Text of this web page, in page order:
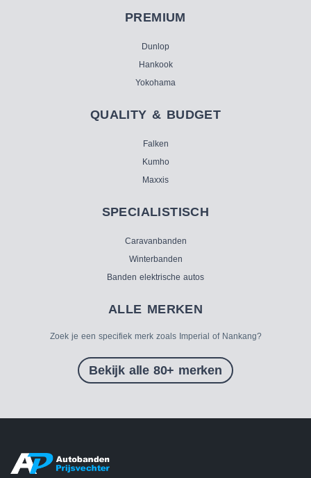
PREMIUM
Dunlop
Hankook
Yokohama
QUALITY & BUDGET
Falken
Kumho
Maxxis
SPECIALISTISCH
Caravanbanden
Winterbanden
Banden elektrische autos
ALLE MERKEN
Zoek je een specifiek merk zoals Imperial of Nankang?
Bekijk alle 80+ merken